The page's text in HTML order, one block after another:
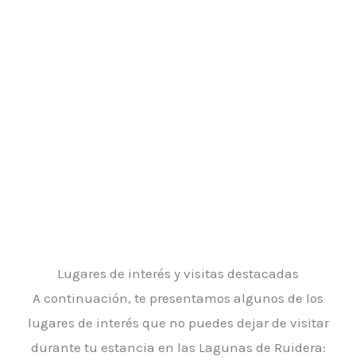
Lugares de interés y visitas destacadas
A continuación, te presentamos algunos de los
lugares de interés que no puedes dejar de visitar
durante tu estancia en las Lagunas de Ruidera: